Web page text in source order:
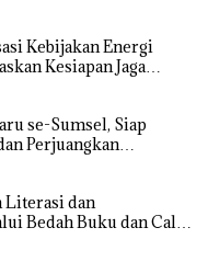
Kebijakan Energi
Kesiapan Jaga
se-Sumsel, Siap
Perjuangkan
Literasi dan
Bedah Buku dan Call